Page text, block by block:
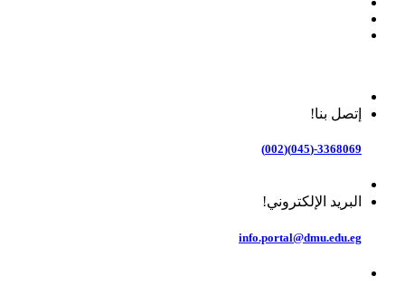
إتصل بنا!
3368069-(045)(002)
البريد الإلكتروني!
info.portal@dmu.edu.eg